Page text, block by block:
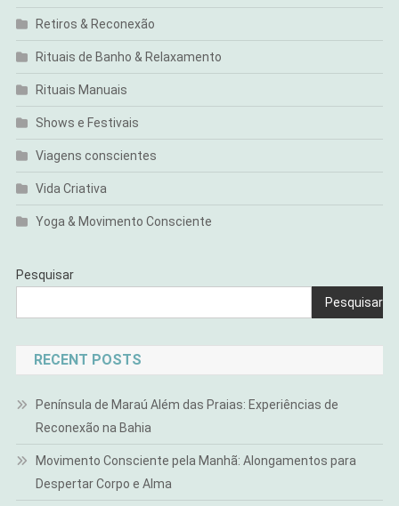
Retiros & Reconexão
Rituais de Banho & Relaxamento
Rituais Manuais
Shows e Festivais
Viagens conscientes
Vida Criativa
Yoga & Movimento Consciente
Pesquisar
Pesquisar
RECENT POSTS
Península de Maraú Além das Praias: Experiências de
Reconexão na Bahia
Movimento Consciente pela Manhã: Alongamentos para
Despertar Corpo e Alma